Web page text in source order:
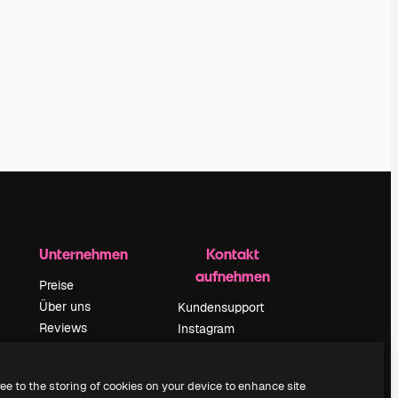
Unternehmen
Preise
Über uns
Reviews
Blog
Kontakt
aufnehmen
Kundensupport
Instagram
TikTok
to the storing of cookies on your device to enhance site